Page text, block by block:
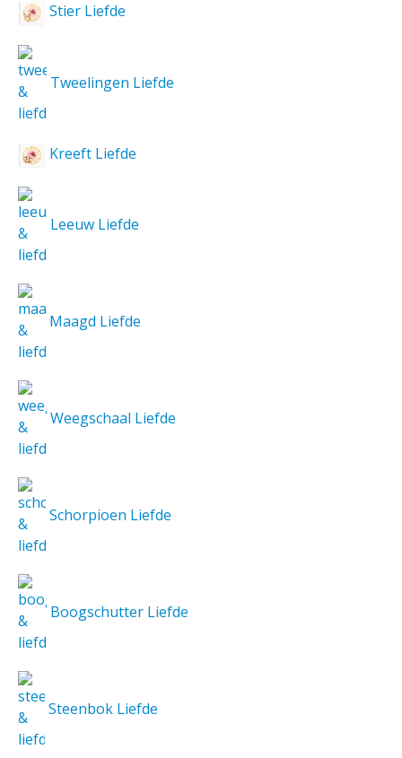
Stier Liefde
Tweelingen Liefde
Kreeft Liefde
Leeuw Liefde
Maagd Liefde
Weegschaal Liefde
Schorpioen Liefde
Boogschutter Liefde
Steenbok Liefde